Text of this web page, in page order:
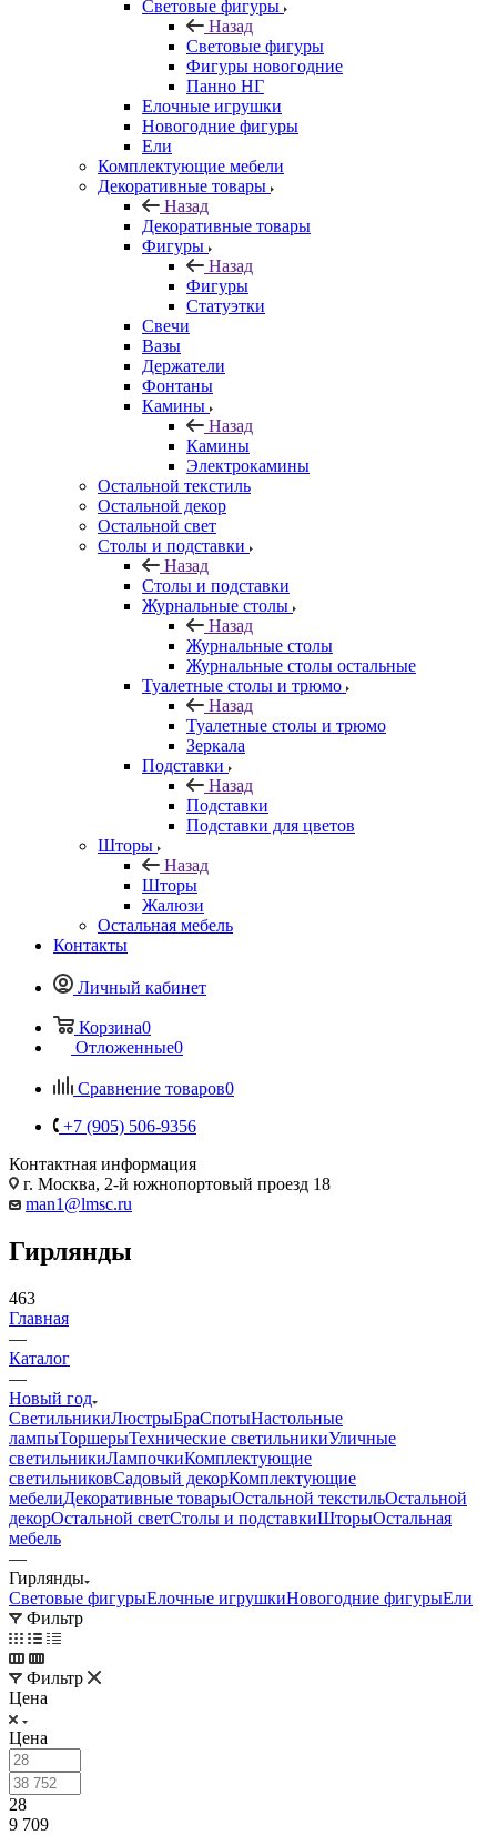
Световые фигуры
Назад
Световые фигуры
Фигуры новогодние
Панно НГ
Елочные игрушки
Новогодние фигуры
Ели
Комплектующие мебели
Декоративные товары
Назад
Декоративные товары
Фигуры
Назад
Фигуры
Статуэтки
Свечи
Вазы
Держатели
Фонтаны
Камины
Назад
Камины
Электрокамины
Остальной текстиль
Остальной декор
Остальной свет
Столы и подставки
Назад
Столы и подставки
Журнальные столы
Назад
Журнальные столы
Журнальные столы остальные
Туалетные столы и трюмо
Назад
Туалетные столы и трюмо
Зеркала
Подставки
Назад
Подставки
Подставки для цветов
Шторы
Назад
Шторы
Жалюзи
Остальная мебель
Контакты
Личный кабинет
Корзина0
Отложенные0
Сравнение товаров0
+7 (905) 506-9356
Контактная информация
г. Москва, 2-й южнопортовый проезд 18
man1@lmsc.ru
Гирлянды
463
Главная
—
Каталог
—
Новый год
СветильникиЛюстрыБраСпотыНастольные
лампыТоршерыТехнические светильникиУличные
светильникиЛампочкиКомплектующие
светильниковСадовый декорКомплектующие
мебелиДекоративные товарыОстальной текстильОстальной
декорОстальной светСтолы и подставкиШторыОстальная
мебель
—
Гирлянды
Световые фигурыЕлочные игрушкиНовогодние фигурыЕли
Фильтр
Фильтр
Цена
Цена
28
9 709